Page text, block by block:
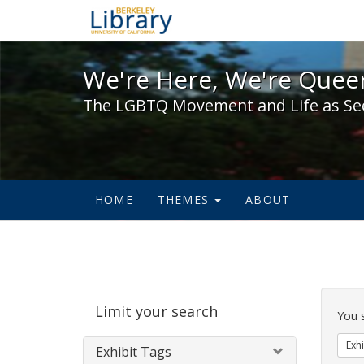
We're Here, We're
We're Here, We're
The LGBTQ Movement and Life as
HOME THEMES ABOUT
Limit your search
Exhibit Tags
You